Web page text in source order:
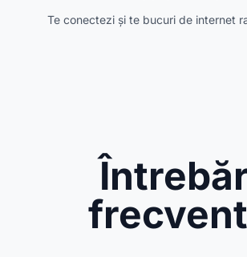
Te conectezi și te bucuri de internet